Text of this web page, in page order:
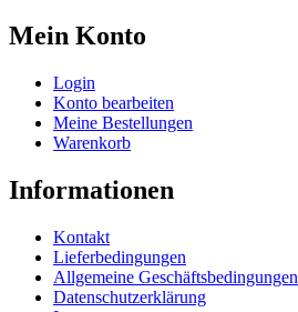
Mein Konto
Login
Konto bearbeiten
Meine Bestellungen
Warenkorb
Informationen
Kontakt
Lieferbedingungen
Allgemeine Geschäftsbedingungen
Datenschutzerklärung